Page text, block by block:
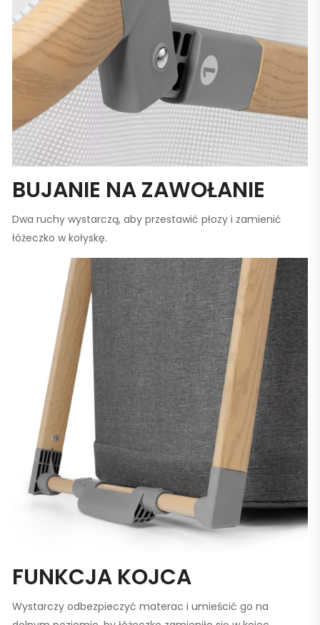
BUJANIE NA ZAWOŁANIE
Dwa ruchy wystarczą, aby przestawić płozy i zamienić
łóżeczko w kołyskę.
FUNKCJA KOJCA
Wystarczy odbezpieczyć materac i umieścić go na